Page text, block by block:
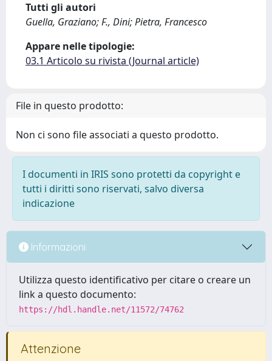
Tutti gli autori
Guella, Graziano; F., Dini; Pietra, Francesco
Appare nelle tipologie:
03.1 Articolo su rivista (Journal article)
File in questo prodotto:
Non ci sono file associati a questo prodotto.
I documenti in IRIS sono protetti da copyright e
tutti i diritti sono riservati, salvo diversa
indicazione
Informazioni
Utilizza questo identificativo per citare o creare un
link a questo documento:
https://hdl.handle.net/11572/74762
Attenzione